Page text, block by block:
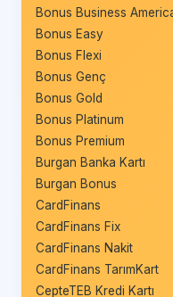
Bonus Business
Bonus Easy
Bonus Flexi
Bonus Genç
Bonus Gold
Bonus Platinum
Bonus Premium
Burgan Banka Kartı
Burgan Bonus
CardFinans
CardFinans Fix
CardFinans Nakit
CardFinans TarımKart
CepteTEB Kredi Kartı